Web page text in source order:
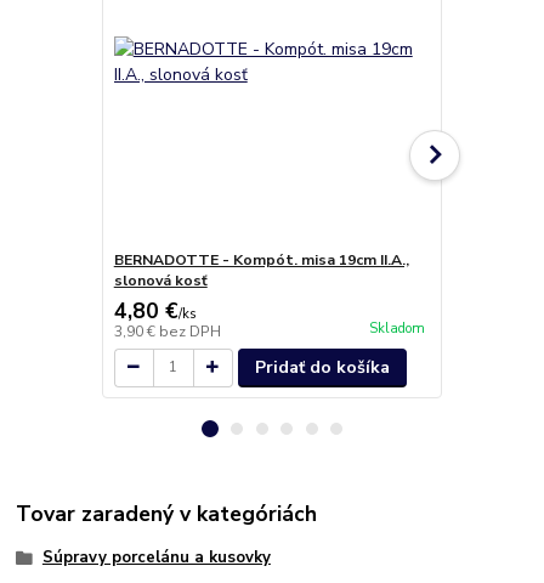
BERNADOTTE - Kompót. misa 19cm II.A.,
slonová kosť
4,80 €/ks
3,90 € bez DPH Skladom
Pridať do košíka
Tovar zaradený v kategóriách
Súpravy porcelánu a kusovky